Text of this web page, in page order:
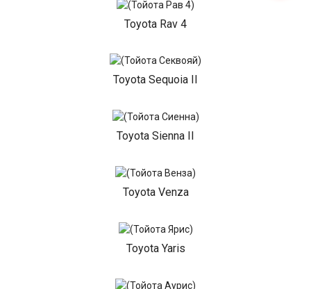
Toyota Rav 4
Toyota Sequoia II
Toyota Sienna II
Toyota Venza
Toyota Yaris